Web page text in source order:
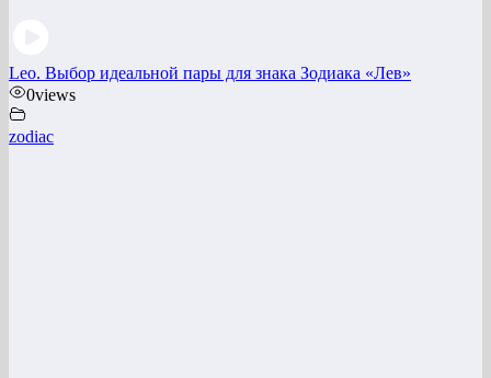
Leo. Выбор идеальной пары для знака Зодиака «Лев»
0views
zodiac